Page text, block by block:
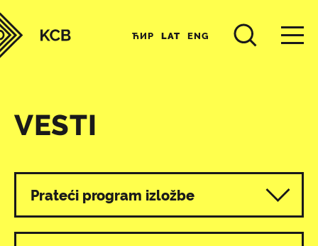
ЋИР LAT ENG
VESTI
Svi programi
Prateći program izložbe